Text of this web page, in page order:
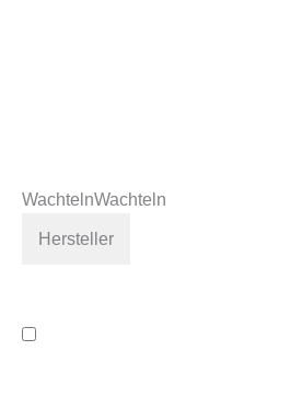
WachtelnWachteln
Hersteller